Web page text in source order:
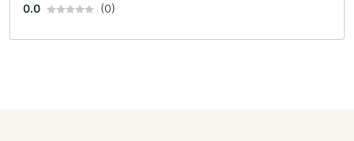
0.0 (0)